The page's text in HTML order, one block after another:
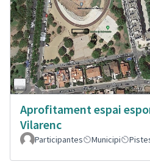
Aprofitament espai
Vilarenc
Participantes Municipi